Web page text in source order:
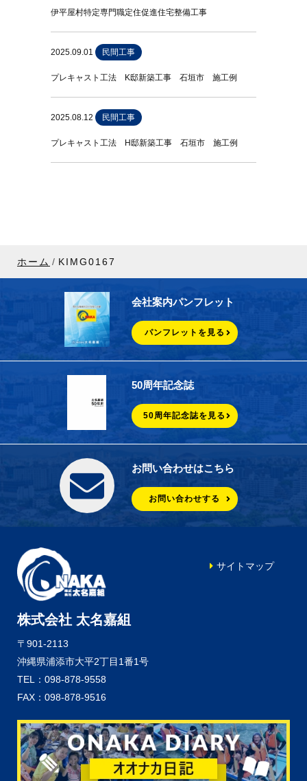
伊平屋村特定専門職定住促進住宅整備工事
2025.09.01 民間工事
プレキャスト工法 K邸新築工事 石垣市 施工例
2025.08.12 民間工事
プレキャスト工法 H邸新築工事 石垣市 施工例
ホーム KIMG0167
会社案内パンフレット
パンフレットを見る
50周年記念誌
50周年記念誌を見る
お問い合わせはこちら
お問い合わせする
株式会社 太名嘉組
〒901-2113
沖縄県浦添市大平2丁目1番1号
TEL：098-878-9558
FAX：098-878-9516
サイトマップ